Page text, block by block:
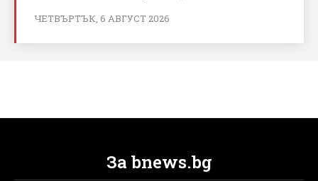
ЧЕТВЪРТЪК, 6 АВГУСТ 2026
За bnews.bg